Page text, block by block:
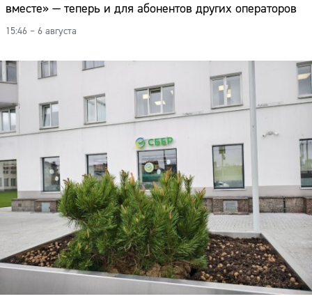
вместе» — теперь и для абонентов других операторов
15:46 – 6 августа